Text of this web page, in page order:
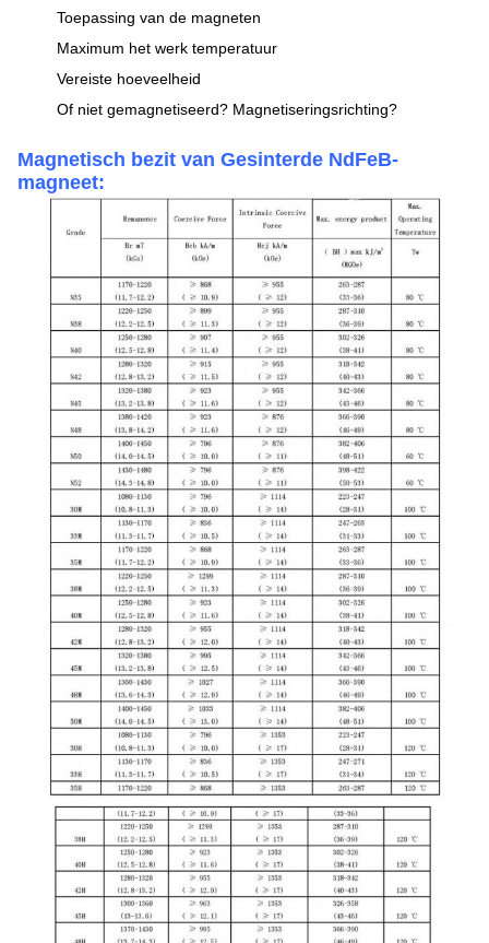
Toepassing van de magneten
Maximum het werk temperatuur
Vereiste hoeveelheid
Of niet gemagnetiseerd? Magnetiseringsrichting?
Magnetisch bezit van Gesinterde NdFeB-
magneet: